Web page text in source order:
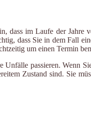
dass im Laufe der Jahre
dass Sie in dem Fall
um einen Termin
Unfälle passieren. Wenn
Zustand sind. Sie